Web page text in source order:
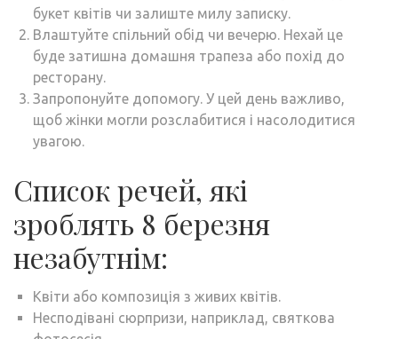
букет квітів чи залиште милу записку.
Влаштуйте спільний обід чи вечерю. Нехай це
буде затишна домашня трапеза або похід до
ресторану.
Запропонуйте допомогу. У цей день важливо,
щоб жінки могли розслабитися і насолодитися
увагою.
Список речей, які
зроблять 8 березня
незабутнім:
Квіти або композиція з живих квітів.
Несподівані сюрпризи, наприклад, святкова